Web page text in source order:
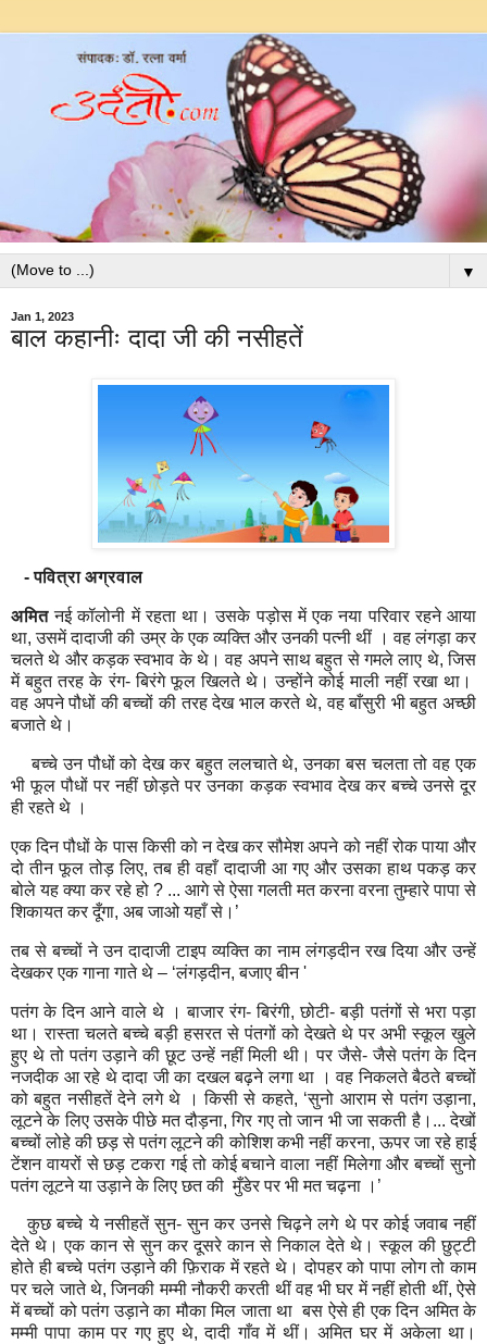
▼
Jan 1, 2023
बाल कहानीः दादा जी की नसीहतें
- पवित्रा अग्रवाल
अमित नई कॉलोनी में रहता था। उसके पड़ोस में एक नया परिवार रहने आया
था,उसमें दादाजी की उम्र के एक व्यक्ति और उनकी पत्नी थीं । वह लंगड़ा कर
चलते थे और कड़क स्वभाव के थे। वह अपने साथ बहुत से गमले लाए थे,जिस
में बहुत तरह के रंग- बिरंगे फूल खिलते थे। उन्होंने कोई माली नहीं रखा था।
वह अपने पौधों की बच्चों की तरह देख भाल करते थे,वह बाँसुरी भी बहुत अच्छी
बजाते थे।
बच्चे उन पौधों को देख कर बहुत ललचाते थे,उनका बस चलता तो वह एक
भी फूल पौधों पर नहीं छोड़ते पर उनका कड़क स्वभाव देख कर बच्चे उनसे दूर
ही रहते थे ।
एक दिन पौधों के पास किसी को न देख कर सौमेश अपने को नहीं रोक पाया और
दो तीन फूल तोड़ लिए,तब ही वहाँ दादाजी आ गए और उसका हाथ पकड़ कर
बोले यह क्या कर रहे हो ? ... आगे से ऐसा गलती मत करना वरना तुम्हारे पापा से
शिकायत कर दूँगा, अब जाओ यहाँ से।’
तब से बच्चों ने उन दादाजी टाइप व्यक्ति का नाम लंगड़दीन रख दिया और उन्हें
देखकर एक गाना गाते थे – ‘लंगड़दीन,बजाए बीन'
पतंग के दिन आने वाले थे । बाजार रंग- बिरंगी,छोटी- बड़ी पतंगों से भरा पड़ा
था। रास्ता चलते बच्चे बड़ी हसरत से पंतगों को देखते थे पर अभी स्कूल खुले
हुए थे तो पतंग उड़ाने की छूट उन्हें नहीं मिली थी। पर जैसे- जैसे पतंग के दिन
नजदीक आ रहे थे दादा जी का दखल बढ़ने लगा था । वह निकलते बैठते बच्चों
को बहुत नसीहतें देने लगे थे । किसी से कहते, ‘सुनो आराम से पतंग उड़ाना,
लूटने के लिए उसके पीछे मत दौड़ना,गिर गए तो जान भी जा सकती है।... देखों
बच्चों लोहे की छड़ से पतंग लूटने की कोशिश कभी नहीं करना,ऊपर जा रहे हाई
टेंशन वायरों से छड़ टकरा गई तो कोई बचाने वाला नहीं मिलेगा और बच्चों सुनो
पतंग लूटने या उड़ाने के लिए छत की मुँडेर पर भी मत चढ़ना ।’
कुछ बच्चे ये नसीहतें सुन- सुन कर उनसे चिढ़ने लगे थे पर कोई जवाब नहीं
देते थे। एक कान से सुन कर दूसरे कान से निकाल देते थे। स्कूल की छुट्टी
होते ही बच्चे पतंग उड़ाने की फ़िराक में रहते थे। दोपहर को पापा लोग तो काम
पर चले जाते थे,जिनकी मम्मी नौकरी करती थीं वह भी घर में नहीं होती थीं,ऐसे
में बच्चों को पतंग उड़ाने का मौका मिल जाता था बस ऐसे ही एक दिन अमित के
मम्मी पापा काम पर गए हुए थे,दादी गाँव में थीं। अमित घर में अकेला था।